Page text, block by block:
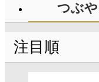
つぶ
注目順